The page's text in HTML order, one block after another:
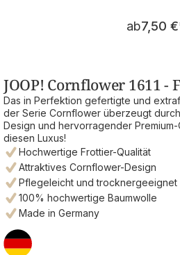
ab7,50 €
JOOP! Cornflower 1611 -
Das in Perfektion gefertigte und
der Serie Cornflower überzeugt
Design und hervorragender Premium-
diesen Luxus!
Hochwertige Frottier-Qualität
Attraktives Cornflower-Design
Pflegeleicht und trocknergeeignet
100% hochwertige Baumwolle
Made in Germany